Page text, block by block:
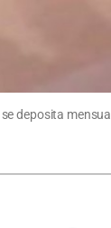
deposita